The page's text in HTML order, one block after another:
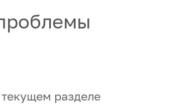
текущем разделе